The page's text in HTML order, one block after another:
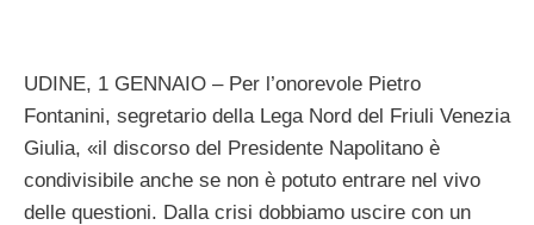
UDINE, 1 GENNAIO – Per l’onorevole Pietro
Fontanini, segretario della Lega Nord del Friuli Venezia
Giulia, «il discorso del Presidente Napolitano è
condivisibile anche se non è potuto entrare nel vivo
delle questioni. Dalla crisi dobbiamo uscire con un